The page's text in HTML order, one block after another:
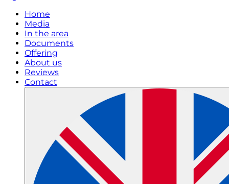
Home
Media
In the area
Documents
Offering
About us
Reviews
Contact